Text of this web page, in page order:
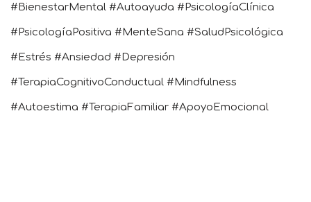
#BienestarMental #Autoayuda #PsicologíaClínica
#PsicologíaPositiva #MenteSana #SaludPsicológica
#Estrés #Ansiedad #Depresión
#TerapiaCognitivoConductual #Mindfulness
#Autoestima #TerapiaFamiliar #ApoyoEmocional